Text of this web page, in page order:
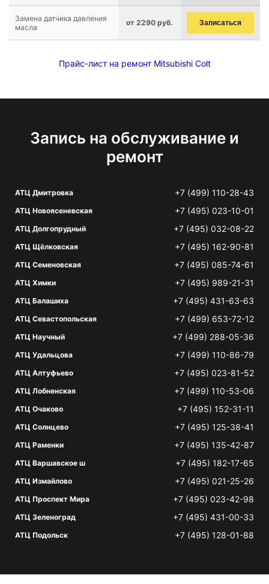
Замена датчика давления
масла
от 2290 руб. Записаться
Прайс-лист на ремонт Mitsubishi Colt
Запись на обслуживание и
ремонт
АТЦ Дмитровка +7 (499) 110-28-43
АТЦ Новоясеневская +7 (495) 023-10-01
АТЦ Долгопрудный +7 (495) 032-08-22
АТЦ Щёлковская +7 (495) 162-90-81
АТЦ Семеновская +7 (495) 085-74-61
АТЦ Химки +7 (495) 989-21-31
АТЦ Балашиха +7 (495) 431-63-63
АТЦ Севастопольская +7 (499) 653-72-12
АТЦ Научный +7 (499) 288-05-36
АТЦ Удальцова +7 (499) 110-86-79
АТЦ Алтуфьево +7 (495) 023-81-52
АТЦ Лобненская +7 (499) 110-53-06
АТЦ Очаково +7 (495) 152-31-11
АТЦ Солнцево +7 (495) 125-38-41
АТЦ Раменки +7 (495) 135-42-87
АТЦ Варшавское ш +7 (495) 182-17-65
АТЦ Измайлово +7 (495) 021-25-26
АТЦ Проспект Мира +7 (495) 023-42-98
АТЦ Зеленоград +7 (495) 431-00-33
АТЦ Подольск +7 (495) 128-01-88